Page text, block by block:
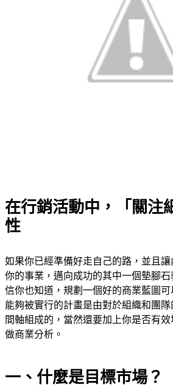
在行銷活動中，「關注
性
如果你已經準備好走自己的路，並且
你的事業，邁向成功的其中一個墊腳
信你也知道，規劃一個好的商業藍圖
能夠被實行的計畫是由對於組織和團
間軸組成的，當然還要加上你是否有效
做商業分析。
一、什麼是目標市場？